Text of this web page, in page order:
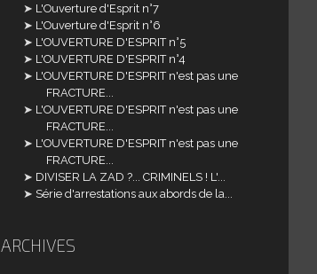
L'Ouverture d'Esprit n°7
L'Ouverture d'Esprit n°6
L'OUVERTURE D'ESPRIT n°5
L'OUVERTURE D'ESPRIT n°4
L'OUVERTURE D'ESPRIT n'est pas une
FRACTURE...
L'OUVERTURE D'ESPRIT n'est pas une
FRACTURE...
L'OUVERTURE D'ESPRIT n'est pas une
FRACTURE...
DIVISER LA ZAD ?... CRIMINELS ! L'...
Série d'arrestations aux abords de la...
ARCHIVES